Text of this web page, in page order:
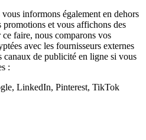
informons également en dehors
promotions et vous affichons des
faire, nous comparons vos
avec les fournisseurs externes
canaux de publicité en ligne si vous
:
LinkedIn, Pinterest, TikTok